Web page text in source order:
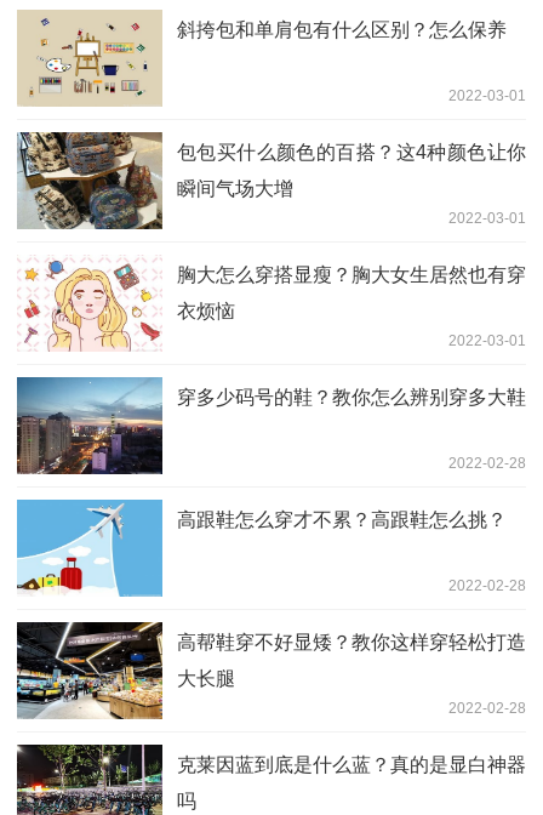
斜挎包和单肩包有什么区别？怎么保养
2022-03-01
包包买什么颜色的百搭？这4种颜色让你
瞬间气场大增
2022-03-01
胸大怎么穿搭显瘦？胸大女生居然也有穿
衣烦恼
2022-03-01
穿多少码号的鞋？教你怎么辨别穿多大鞋
2022-02-28
高跟鞋怎么穿才不累？高跟鞋怎么挑？
2022-02-28
高帮鞋穿不好显矮？教你这样穿轻松打造
大长腿
2022-02-28
克莱因蓝到底是什么蓝？真的是显白神器
吗